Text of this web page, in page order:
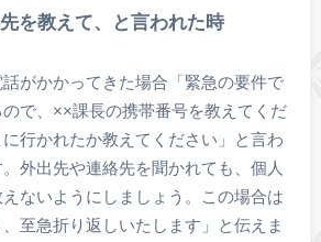
を教えて、と言われた時
がかかってきた場合「緊急の要件で
で、××課長の携帯番号を教えてくだ
行かれたか教えてください」と言わ
外出先や連絡先を聞かれても、個人
ないようにしましょう。この場合は
、至急折り返しいたします」と伝えま